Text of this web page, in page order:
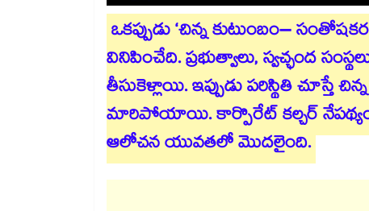
ఒకప్పుడు ‘చిన్న కుటుంబం–
వినిపించేది. ప్రభుత్వాలు, స్వచ్ఛంద
తీసుకెళ్లాయి. ఇప్పుడు పరిస్థితి చూస్తే
మారిపోయాయి. కార్పొరేట్ కల్చర్‌‌
ఆలోచన యువతలో మొదలైంది.